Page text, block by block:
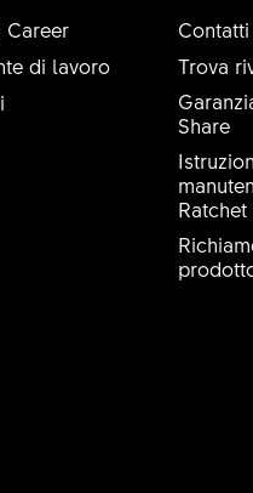
Career
di lavoro
Trova
Share
Ratchet